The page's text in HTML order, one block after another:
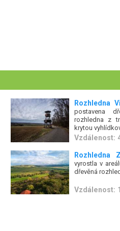
Rozhledna
postavena
rozhledna z
krytou
Vzdálenost:
Rozhledna
vyrostla v
dřevěná
Vzdálenost: